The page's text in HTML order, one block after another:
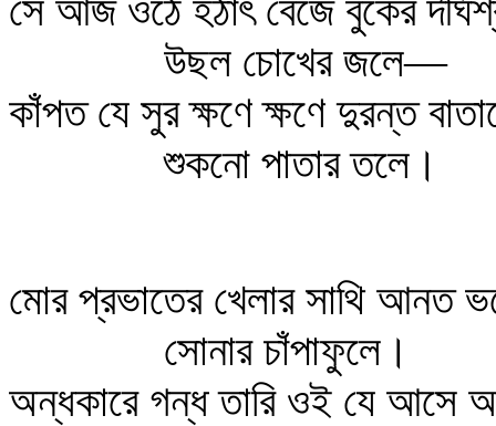
সে আজ ওঠে হঠাৎ বেজে বুকের
উছল চোখের জলে—
কাঁপত যে সুর ক্ষণে ক্ষণে দুরন্ত
শুকনো পাতার তলে।
মোর প্রভাতের খেলার সাথি আনত
সোনার চাঁপাফুলে।
অন্ধকারে গন্ধ তারি ওই যে আসে